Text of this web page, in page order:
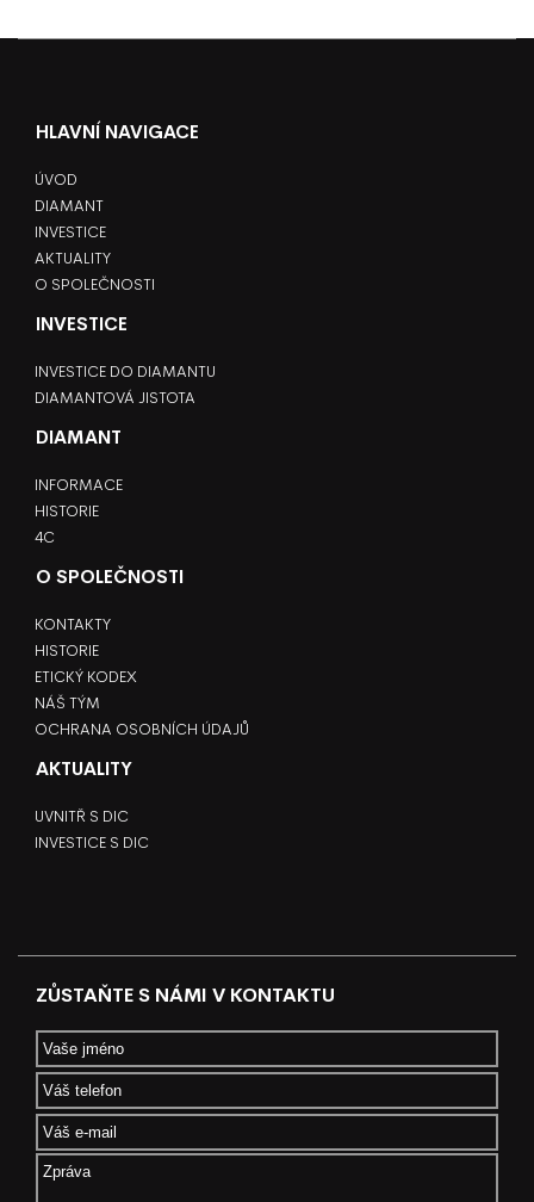
HLAVNÍ NAVIGACE
ÚVOD
DIAMANT
INVESTICE
AKTUALITY
O SPOLEČNOSTI
INVESTICE
INVESTICE DO DIAMANTU
DIAMANTOVÁ JISTOTA
DIAMANT
INFORMACE
HISTORIE
4C
O SPOLEČNOSTI
KONTAKTY
HISTORIE
ETICKÝ KODEX
NÁŠ TÝM
OCHRANA OSOBNÍCH ÚDAJŮ
AKTUALITY
UVNITŘ S DIC
INVESTICE S DIC
ZŮSTAŇTE S NÁMI V KONTAKTU
Your Name
Your Telephone
Your Email
Message